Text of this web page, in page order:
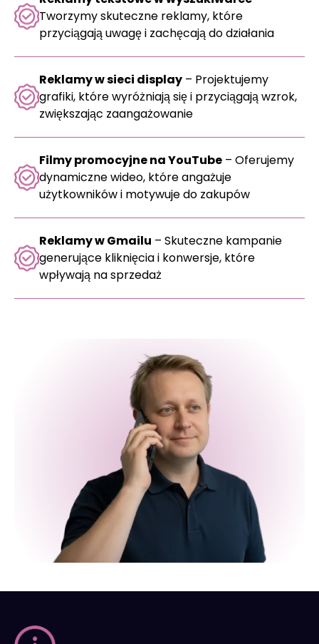
Tworzymy skuteczne reklamy, które
przyciągają uwagę i zachęcają do działania
Reklamy w sieci display – Projektujemy
grafiki, które wyróżniają się i przyciągają wzrok,
zwiększając zaangażowanie
Filmy promocyjne na YouTube – Oferujemy
dynamiczne wideo, które angażuje
użytkowników i motywuje do zakupów
Reklamy w Gmailu – Skuteczne kampanie
generujące kliknięcia i konwersje, które
wpływają na sprzedaż